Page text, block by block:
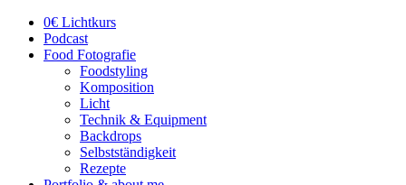
0€ Lichtkurs
Podcast
Food Fotografie
Foodstyling
Komposition
Licht
Technik & Equipment
Backdrops
Selbstständigkeit
Rezepte